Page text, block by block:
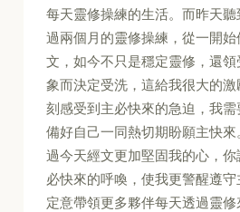
每天靈修操練的生活。而昨天
過兩個月的靈修操練，從一開
文，如今不只是穩定靈修，還
象而決定受洗，這給我很大的
刻感受到主必快來的急迫，我
備好自己一同熱切期盼願主快
過今天經文更加堅固我的心，
必快來的呼喚，使我更警醒遵守
定意帶領更多夥伴每天透過靈